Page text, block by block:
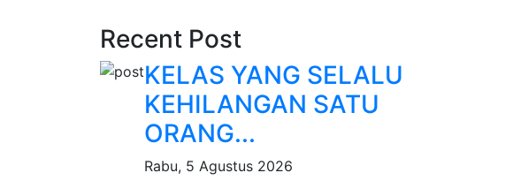
Recent Post
KELAS YANG SELALU
KEHILANGAN SATU
ORANG...
Rabu, 5 Agustus 2026